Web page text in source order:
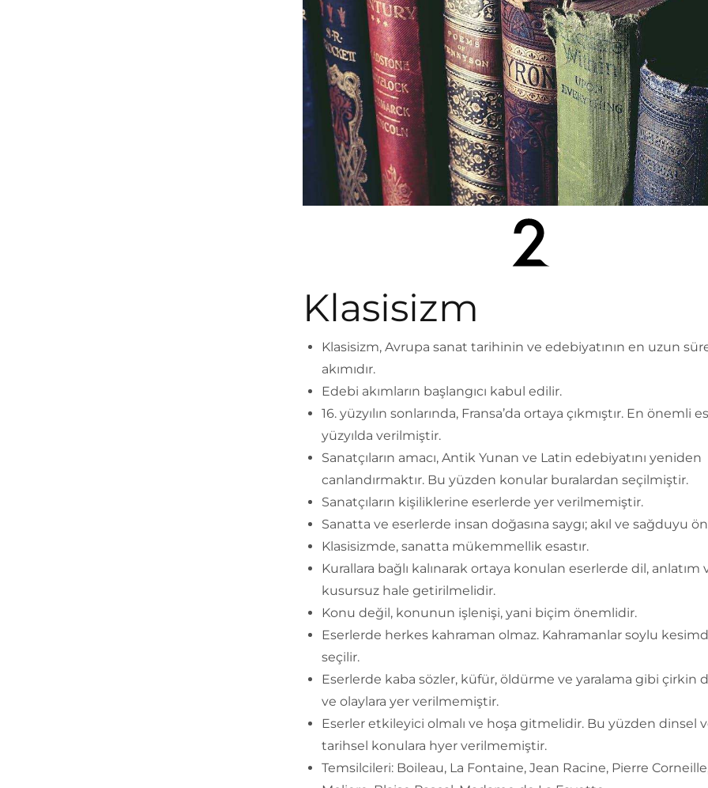
Klasisizm
Klasisizm, Avrupa sanat tarihinin ve edebiyatının en uzun
akımıdır.
Edebi akımların başlangıcı kabul edilir.
16. yüzyılın sonlarında, Fransa’da ortaya çıkmıştır. En önemli
yüzyılda verilmiştir.
Sanatçıların amacı, Antik Yunan ve Latin edebiyatını yeniden
canlandırmaktır. Bu yüzden konular buralardan seçilmiştir.
Sanatçıların kişiliklerine eserlerde yer verilmemiştir.
Sanatta ve eserlerde insan doğasına saygı; akıl ve sağduyu
Klasisizmde, sanatta mükemmellik esastır.
Kurallara bağlı kalınarak ortaya konulan eserlerde dil, anlatım
kusursuz hale getirilmelidir.
Konu değil, konunun işlenişi, yani biçim önemlidir.
Eserlerde herkes kahraman olmaz. Kahramanlar soylu
seçilir.
Eserlerde kaba sözler, küfür, öldürme ve yaralama gibi çirkin
ve olaylara yer verilmemiştir.
Eserler etkileyici olmalı ve hoşa gitmelidir. Bu yüzden dinsel
tarihsel konulara hyer verilmemiştir.
Temsilcileri: Boileau, La Fontaine, Jean Racine, Pierre